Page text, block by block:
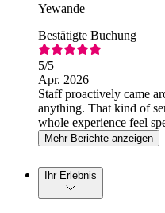
Yewande
Bestätigte Buchung
5/5
Apr. 2026
Staff proactively came
anything. That kind of
whole experience feel
Mehr Berichte anzeigen
Ihr Erlebnis